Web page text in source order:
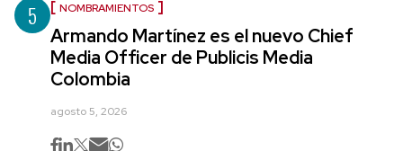
5 NOMBRAMIENTOS
Armando Martínez es el nuevo Chief
Media Officer de Publicis Media
Colombia
agosto 5, 2026